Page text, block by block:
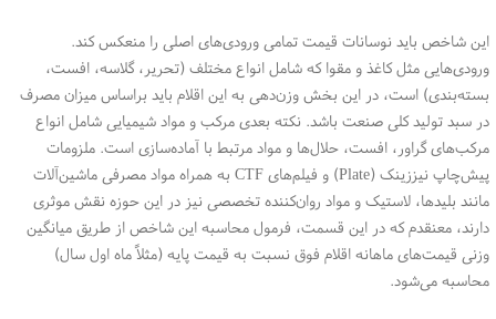
این شاخص باید نوسانات قیمت تمامی ورودی‌های اصلی را منعکس کند.
ورودی‌هایی مثل کاغذ و مقوا که شامل انواع مختلف (تحریر، گلاسه، افست،
بسته‌بندی) است، در این بخش وزن‌دهی به این اقلام باید براساس میزان مصرف
در سبد تولید کلی صنعت باشد. نکته بعدی مرکب و مواد شیمیایی شامل انواع
مرکب‌های گراور، افست، حلال‌ها و مواد مرتبط با آماده‌سازی است. ملزومات
پیش‌چاپ نیززینک (Plate) و فیلم‌های CTF به همراه مواد مصرفی ماشین‌آلات
مانند بلیدها، لاستیک و مواد روان‌کننده تخصصی نیز در این حوزه نقش موثری
دارند، معنقدم که در این قسمت، فرمول محاسبه این شاخص از طریق میانگین
وزنی قیمت‌های ماهانه اقلام فوق نسبت به قیمت پایه (مثلاً ماه اول سال)
محاسبه می‌شود.